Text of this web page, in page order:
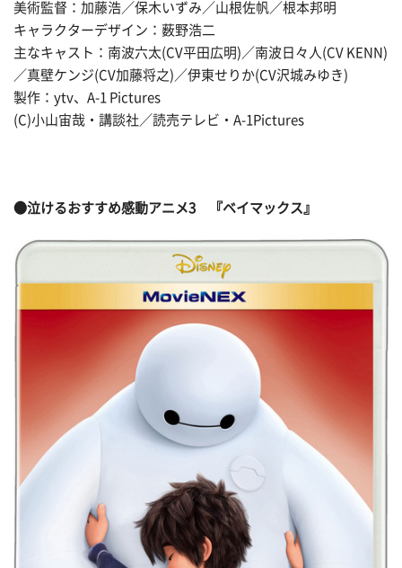
美術監督：加藤浩／保木いずみ／山根佐帆／根本邦明
キャラクターデザイン：薮野浩二
主なキャスト：南波六太(CV平田広明)／南波日々人(CV KENN)
／真壁ケンジ(CV加藤将之)／伊東せりか(CV沢城みゆき)
製作：ytv、A-1 Pictures
(C)小山宙哉・講談社／読売テレビ・A-1Pictures
●泣けるおすすめ感動アニメ3 『ベイマックス』